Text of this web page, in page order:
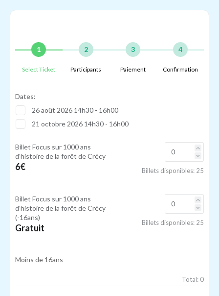
1
Select Ticket
2
Participants
3
Paiement
4
Confirmation
Dates:
26 août 2026 14h30 - 16h00
21 octobre 2026 14h30 - 16h00
Billet Focus sur 1000 ans
d’histoire de la forêt de Crécy
6€ Billets disponibles: 25
Billet Focus sur 1000 ans
d’histoire de la forêt de Crécy
(-16ans)
Gratuit Billets disponibles: 25
Moins de 16ans
Total: 0